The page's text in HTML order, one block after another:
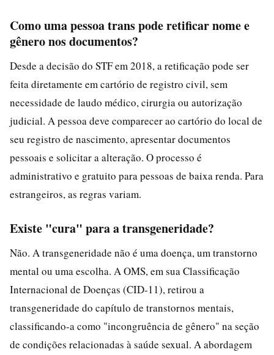
Como uma pessoa trans pode retificar nome e
gênero nos documentos?
Desde a decisão do STF em 2018, a retificação pode ser
feita diretamente em cartório de registro civil, sem
necessidade de laudo médico, cirurgia ou autorização
judicial. A pessoa deve comparecer ao cartório do local de
seu registro de nascimento, apresentar documentos
pessoais e solicitar a alteração. O processo é
administrativo e gratuito para pessoas de baixa renda. Para
estrangeiros, as regras variam.
Existe "cura" para a transgeneridade?
Não. A transgeneridade não é uma doença, um transtorno
mental ou uma escolha. A OMS, em sua Classificação
Internacional de Doenças (CID-11), retirou a
transgeneridade do capítulo de transtornos mentais,
classificando-a como "incongruência de gênero" na seção
de condições relacionadas à saúde sexual. A abordagem